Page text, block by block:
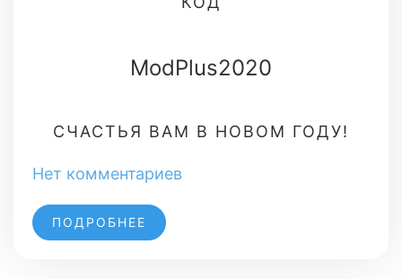
ModPlus2020
СЧАСТЬЯ ВАМ В НОВОМ ГОДУ!
Нет комментариев
ПОДРОБНЕЕ